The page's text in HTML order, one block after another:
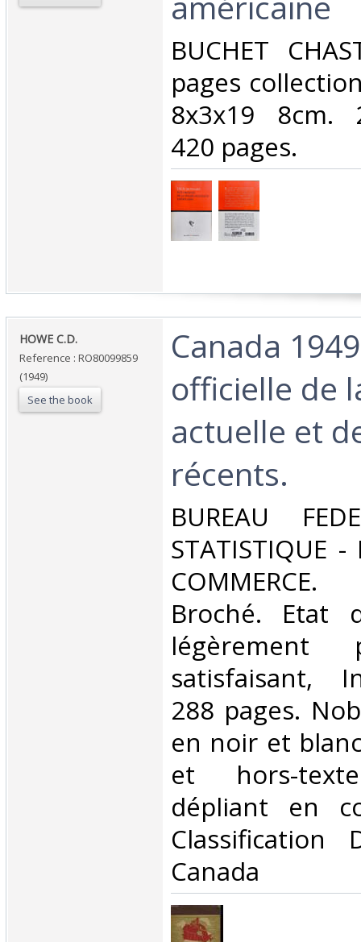
‎BUCHET
pages
8x3x19 8cm.
420 pages.‎
‎HOWE C.D.‎
Reference : RO80099859
(1949)
See the book
‎Canada
officielle de
actuelle et
récents.‎
‎BUREAU
STATISTIQUE -
Broché. Etat
légèrement
satisfaisant,
288 pages.
en noir et
et hors-
dépliant en
Classification
Canada‎